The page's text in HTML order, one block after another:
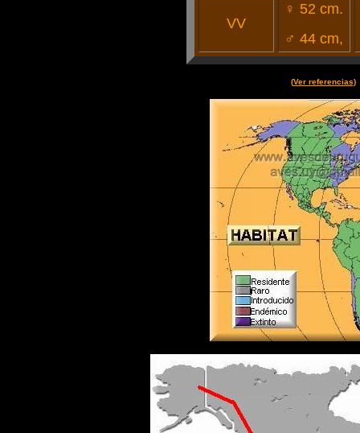
VV
♀ 52 cm.
♂ 44 cm,
(Ver referencias)